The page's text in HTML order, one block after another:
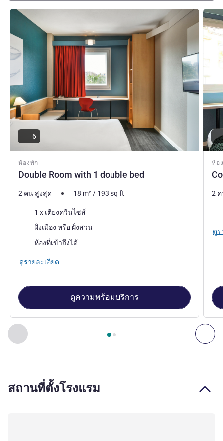
ก่อนหน้า - ห้องพัก ถั
หน้า1 , ห้องพัก 1 : Double Room with 1 double bed , ห้
ห้องพัก
Double Room with 1 double bed
ดูรายละเอียด
6
2 คน สูงสุด 18 m²/ 193 sq ft
เครื่องนอน
1 x เตียงควีนไซส์
ฝั่งเมือง หรือ ฝั่งสวน
ห้องที่เข้าถึงได้
ดูรายละเอียด
ดูความพร้อมบริการ
ห้อ
ดูราย
2
ดูร
สถานที่ตั้งโรงแรม